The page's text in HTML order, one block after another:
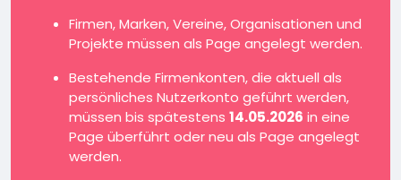
Firmen, Marken, Vereine, Organisationen und
Projekte müssen als Page angelegt werden.
Bestehende Firmenkonten, die aktuell als
persönliches Nutzerkonto geführt werden,
müssen bis spätestens 14.05.2026 in eine
Page überführt oder neu als Page angelegt
werden.